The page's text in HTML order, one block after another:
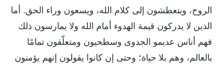
الروح، ويتعطشون إلى كلام الله، ويسعون وراء الحق. أما
الذين لا يدركون قيمة الهدوء أمام الله ولا يمارسون ذلك
فهم أناس عديمو الجدوى وسطحيون ومتعلّقون تمامًا
بالعالم، وهم بلا حياة؛ وحتى إن كانوا يقولون إنهم يؤمنون